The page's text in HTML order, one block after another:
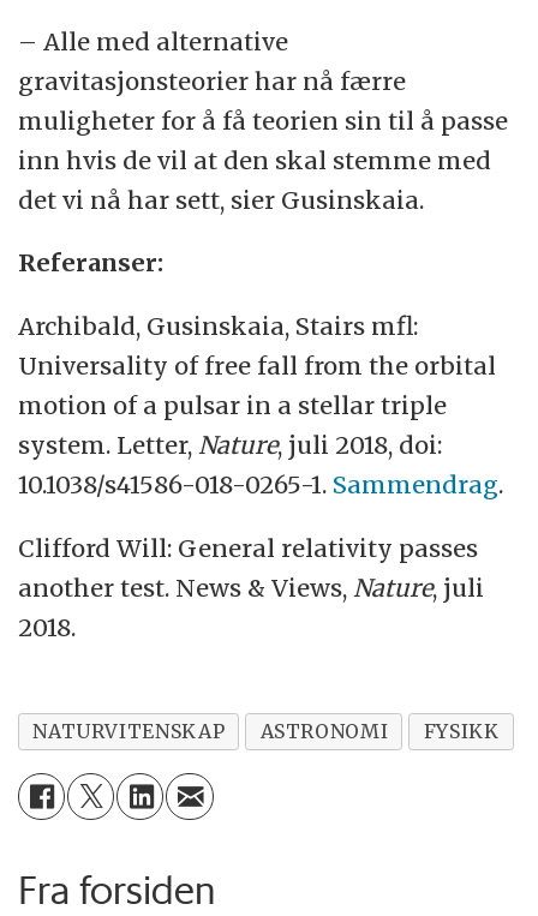
– Alle med alternative
gravitasjonsteorier har nå færre
muligheter for å få teorien sin til å passe
inn hvis de vil at den skal stemme med
det vi nå har sett, sier Gusinskaia.
Referanser:
Archibald, Gusinskaia, Stairs mfl:
Universality of free fall from the orbital
motion of a pulsar in a stellar triple
system. Letter,Nature, juli 2018, doi:
10.1038/s41586-018-0265-1. Sammendrag.
Clifford Will: General relativity passes
another test. News & Views,Nature, juli
2018.
NATURVITENSKAP ASTRONOMI FYSIKK
Fra forsiden